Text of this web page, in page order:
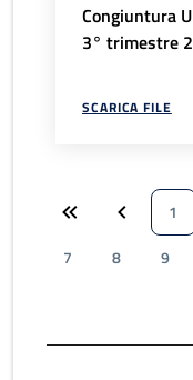
Congiuntura
3° trimestre
SCARICA FILE
1
7
8 9